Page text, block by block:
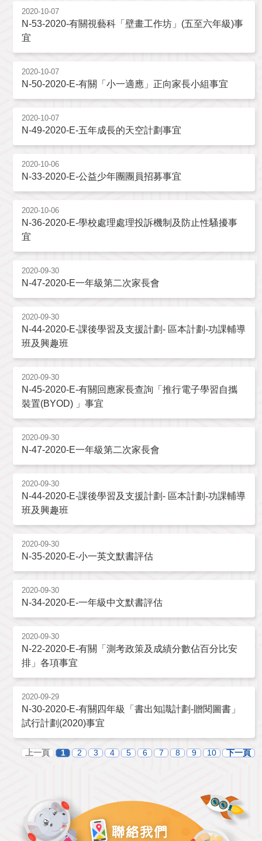
2020-10-07
N-53-2020-有關視藝科「壁畫工作坊」(五至六年級)事
宜
2020-10-07
N-50-2020-E-有關「小一適應」正向家長小組事宜
2020-10-07
N-49-2020-E-五年成長的天空計劃事宜
2020-10-06
N-33-2020-E-公益少年團團員招募事宜
2020-10-06
N-36-2020-E-學校處理處理投訴機制及防止性騷擾事
宜
2020-09-30
N-47-2020-E一年級第二次家長會
2020-09-30
N-44-2020-E-課後學習及支援計劃- 區本計劃-功課輔導
班及興趣班
2020-09-30
N-45-2020-E-有關回應家長查詢「推行電子學習自攜
裝置(BYOD) 」事宜
2020-09-30
N-47-2020-E一年級第二次家長會
2020-09-30
N-44-2020-E-課後學習及支援計劃- 區本計劃-功課輔導
班及興趣班
2020-09-30
N-35-2020-E-小一英文默書評估
2020-09-30
N-34-2020-E-一年級中文默書評估
2020-09-30
N-22-2020-E-有關「測考政策及成績分數佔百分比安
排」各項事宜
2020-09-29
N-30-2020-E-有關四年級「書出知識計劃-贈閱圖書」
試行計劃(2020)事宜
上一頁 1 2 3 4 5 6 7 8 9 10 下一頁